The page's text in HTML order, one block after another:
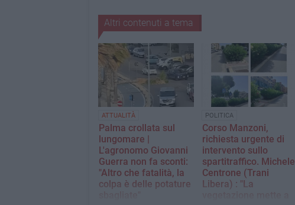
Altri contenuti a tema
ATTUALITÀ
Palma crollata sul
lungomare |
L'agronomo Giovanni
Guerra non fa sconti:
"Altro che fatalità, la
colpa è delle potature
POLITICA
Corso Manzoni,
richiesta urgente di
intervento sullo
spartitraffico. Michele
Centrone (Trani
Libera) : "La